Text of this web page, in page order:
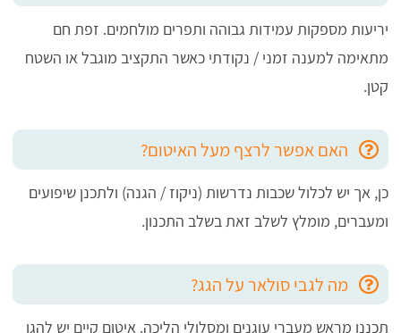
יריעות מספקות עמידות גבוהה ותפרים מולחמים. זפת חם
מתאימה למענה זמני / נקודתי כאשר התקציב מוגבל או השטח
קטן.
האם אפשר לרצף מעל האיטום?
כן, אך יש לכלול שכבות נדרשות (ניקוז / הגנה) ולתכנן שיפועים
ומעברים, מומלץ לשלב זאת בשלב התכנון.
מה לגבי סולאר על הגג?
תכננו מראש מעברי עוגנים ומסלולי הליכה. איטום קיים יש להגן